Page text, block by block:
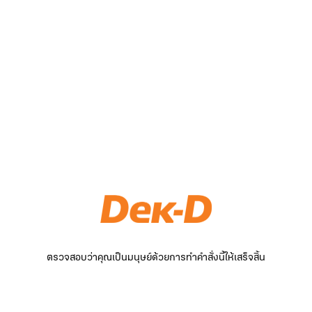
ตรวจสอบว่าคุณเป็นมนุษย์ด้วยการทำคำสั่งนี้ให้เสร็จสิ้น